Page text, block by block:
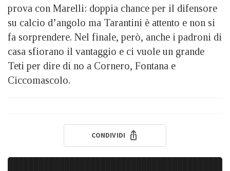
prova con Marelli: doppia chance per il difensore
su calcio d’angolo ma Tarantini è attento e non si
fa sorprendere. Nel finale, però, anche i padroni di
casa sfiorano il vantaggio e ci vuole un grande
Teti per dire di no a Cornero, Fontana e
Ciccomascolo.
CONDIVIDI